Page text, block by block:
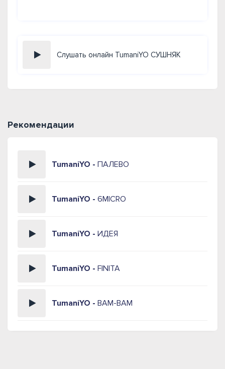
Слушать онлайн TumaniYO СУШНЯК
Рекомендации
TumaniYO - ПАЛЕВО
TumaniYO - 6MICRO
TumaniYO - ИДЕЯ
TumaniYO - FINITA
TumaniYO - BAM-BAM